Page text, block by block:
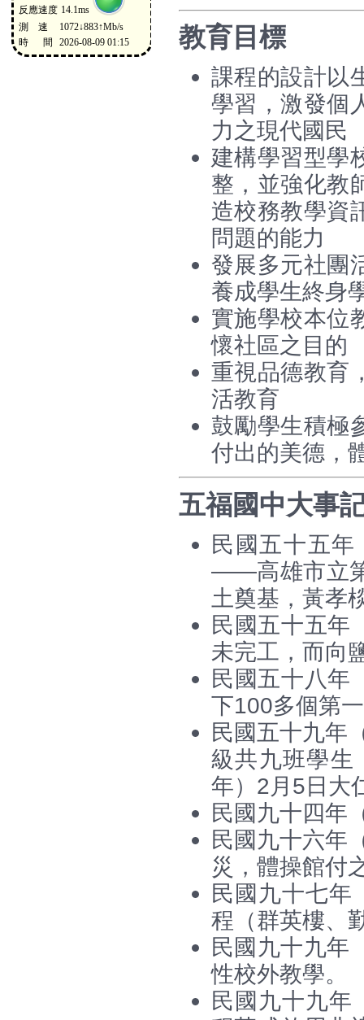
教育目標
課程的設計以
學習，激發個
力之現代國民
建構學習型學
整，並強化教
造校務教學資
問題的能力
發展多元社團
養成學生終身
實施學校本位
懷社區之目的
重視品德教育
活教育
鼓勵學生積極
付出的美德，
五福國中大事
民國五十五
——高雄市立
土奠基，黃孝
民國五十五年
未完工，而向
民國五十八年
下100多個第
民國五十九年
級共九班學生
年）2月5日大
民國九十四年
民國九十六年
災，體操館付
民國九十七年
程（群英樓、
民國九十九年
性校外教學。
民國九十九年